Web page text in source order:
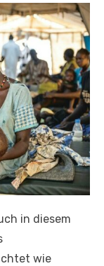
in diesem
wie